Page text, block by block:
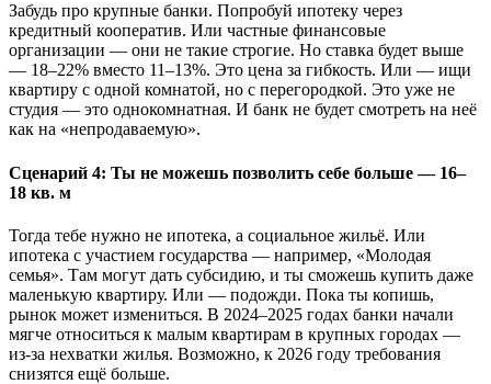
Забудь про крупные банки. Попробуй ипотеку через
кредитный кооператив. Или частные финансовые
организации — они не такие строгие. Но ставка будет выше
— 18–22% вместо 11–13%. Это цена за гибкость. Или — ищи
квартиру с одной комнатой, но с перегородкой. Это уже не
студия — это однокомнатная. И банк не будет смотреть на неё
как на «непродаваемую».
Сценарий 4: Ты не можешь позволить себе больше — 16–
18 кв. м
Тогда тебе нужно не ипотека, а социальное жильё. Или
ипотека с участием государства — например, «Молодая
семья». Там могут дать субсидию, и ты сможешь купить даже
маленькую квартиру. Или — подожди. Пока ты копишь,
рынок может измениться. В 2024–2025 годах банки начали
мягче относиться к малым квартирам в крупных городах —
из-за нехватки жилья. Возможно, к 2026 году требования
снизятся ещё больше.